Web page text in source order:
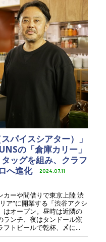
パイスシアター）」
の「倉庫カリー」
ッグを組み、クラフ
へ進化
2024.07.11
ーや間借りで東京上陸 渋
ア”に開業する「渋谷アクシ
はオープン。昼時は近隣の
ランチ、夜はタンドール窯
トビールで乾杯、〆に...